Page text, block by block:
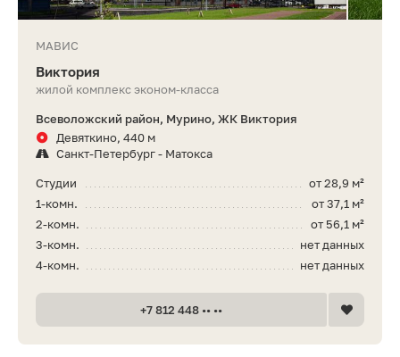
МАВИС
Виктория
жилой комплекс эконом-класса
Всеволожский район, Мурино, ЖК Виктория
Девяткино, 440 м
Санкт-Петербург - Матокса
от 28,9 м²
Студии
от 37,1 м²
1-комн.
от 56,1 м²
2-комн.
нет данных
3-комн.
нет данных
4-комн.
+7 812 448 •• ••